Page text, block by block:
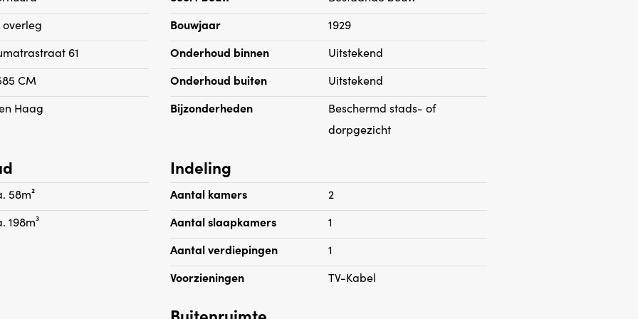
- Rental price excludes utilities
- Double glazing throughout
- Wooden floors troughout
- Everything is brand new
- No smoking
- One month deposit
overleg
61
CM
Haag
Bouwjaar
1929
Onderhoud binnen
Uitstekend
Onderhoud buiten
Uitstekend
Bijzonderheden
Beschermd stads- of
dorpgezicht
58m²
198m³
Indeling
Aantal kamers
2
Aantal slaapkamers
1
Aantal verdiepingen
1
Voorzieningen
TV-Kabel
Buitenruimte